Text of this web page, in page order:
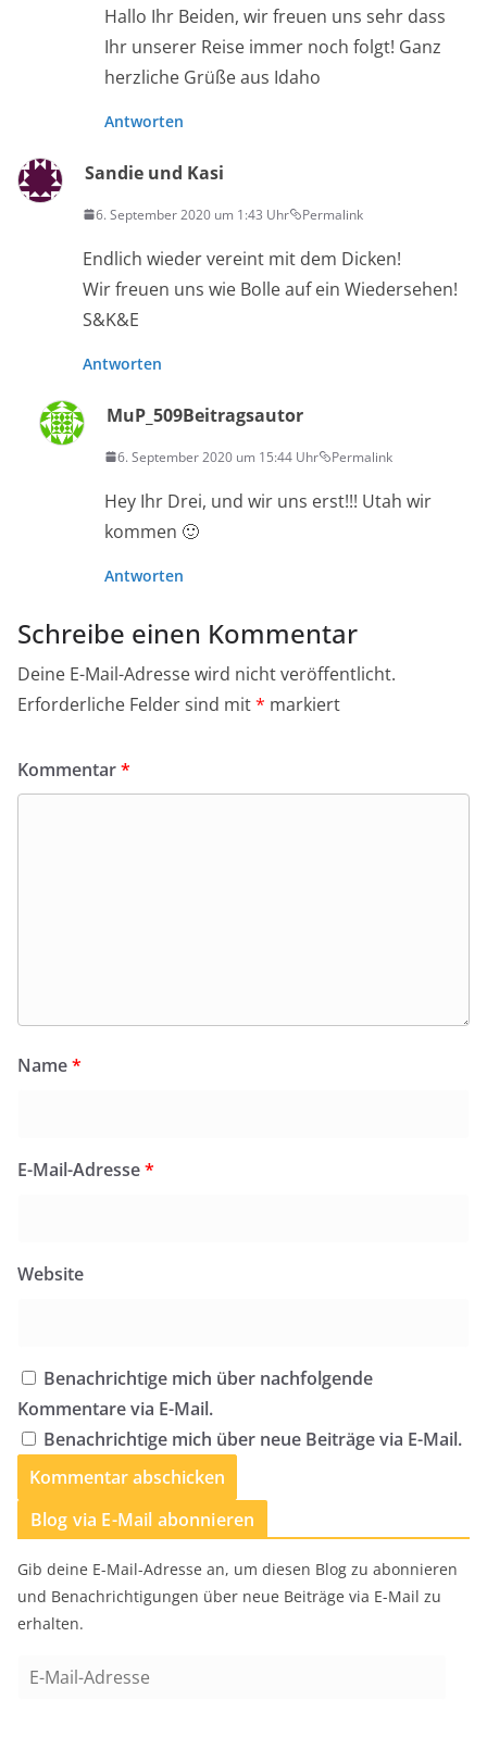
Hallo Ihr Beiden, wir freuen uns sehr dass
Ihr unserer Reise immer noch folgt! Ganz
herzliche Grüße aus Idaho
Antworten
Sandie und Kasi
6. September 2020 um 1:43 Uhr Permalink
Endlich wieder vereint mit dem Dicken!
Wir freuen uns wie Bolle auf ein Wiedersehen!
S&K&E
Antworten
MuP_509Beitragsautor
6. September 2020 um 15:44 Uhr Permalink
Hey Ihr Drei, und wir uns erst!!! Utah wir
kommen 🙂
Antworten
Schreibe einen Kommentar
Deine E-Mail-Adresse wird nicht veröffentlicht.
Erforderliche Felder sind mit* markiert
Kommentar*
Name*
E-Mail-Adresse*
Website
Benachrichtige mich über nachfolgende
Kommentare via E-Mail.
Benachrichtige mich über neue Beiträge via E-Mail.
Blog via E-Mail abonnieren
Gib deine E-Mail-Adresse an, um diesen Blog zu abonnieren
und Benachrichtigungen über neue Beiträge via E-Mail zu
erhalten.